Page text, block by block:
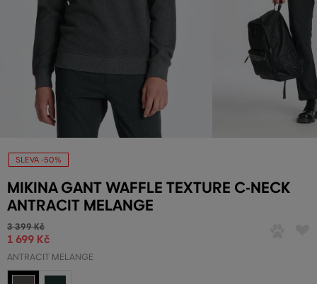
SLEVA -50%
MIKINA GANT WAFFLE TEXTURE C-NECK
ANTRACIT MELANGE
3 399 Kč
1 699 Kč
ANTRACIT MELANGE